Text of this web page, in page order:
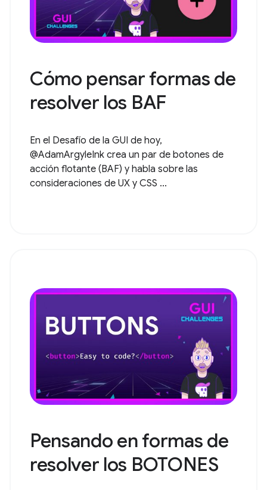
Cómo pensar formas de
resolver los BAF
En el Desafío de la GUI de hoy,
@AdamArgyleInk crea un par de botones de
acción flotante (BAF) y habla sobre las
consideraciones de UX y CSS ...
Pensando en formas de
resolver los BOTONES